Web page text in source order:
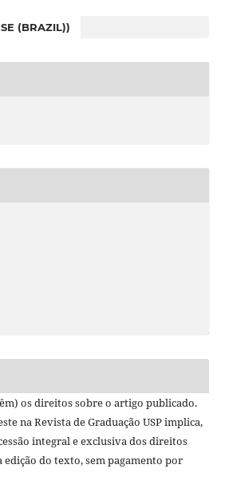
(BRAZIL))
os direitos sobre o artigo publicado.
na Revista de Graduação USP implica,
integral e exclusiva dos direitos
do texto, sem pagamento por